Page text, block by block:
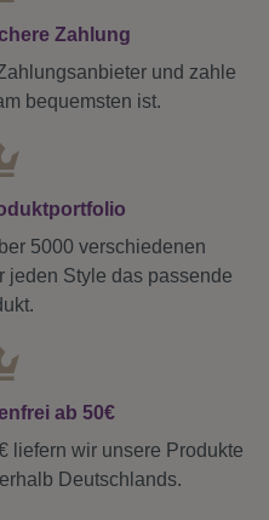
Zahlung
und zahle
bequemsten ist.
5000 verschiedenen
jeden Style das passende
ab 50€
liefern wir unsere Produkte
Deutschlands.